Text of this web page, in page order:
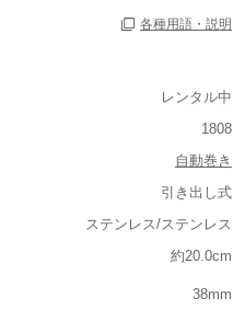
各種用語・説明
レンタル中
1808
自動巻き
引き出し式
ステンレス/ステンレス
約20.0cm
38mm
大きい